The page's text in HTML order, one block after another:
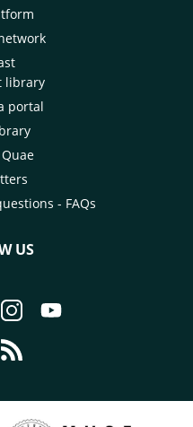
library
portal
- FAQs
US
Follow us on LinkedIn -
to page Follow us on
Go to page Follow us on
Go to page Follow
Follow us on Bluesky -
to page Contact us - CIRAD